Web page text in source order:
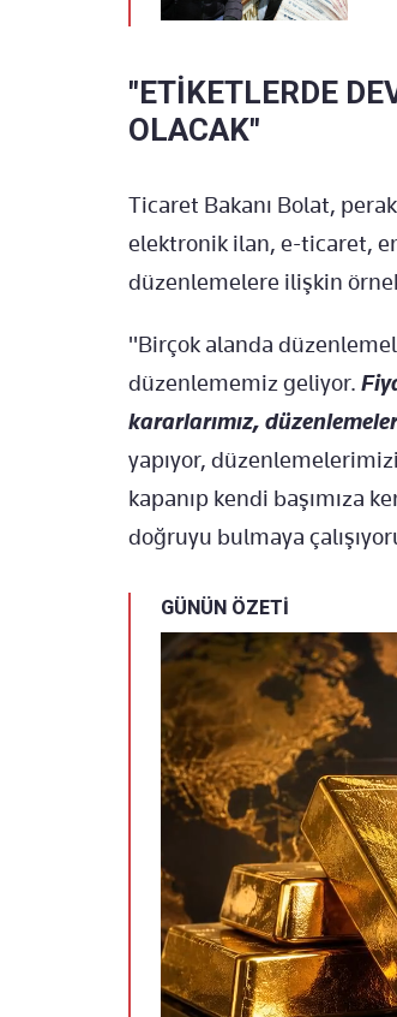
"ETİKETLERDE
OLACAK"
Ticaret Bakanı Bolat,
elektronik ilan, e-ticaret,
düzenlemelere ilişkin
"Birçok alanda
düzenlememiz geliyor.
kararlarımız,
yapıyor,
kapanıp kendi başımıza
doğruyu bulmaya
GÜNÜN ÖZETİ